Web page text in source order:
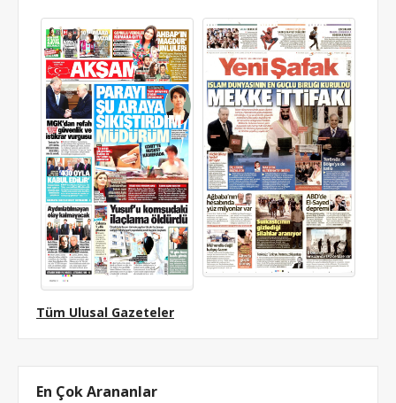
Tüm Ulusal Gazeteler
En Çok Arananlar